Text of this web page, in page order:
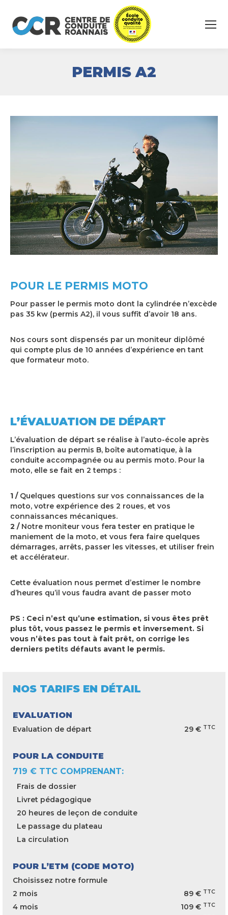
PERMIS A2
POUR LE PERMIS MOTO
Pour passer le permis moto dont la cylindrée n’excède
pas 35 kw (permis A2), il vous suffit d’avoir 18 ans.
Nos cours sont dispensés par un moniteur diplômé
qui compte plus de 10 années d’expérience en tant
que formateur moto.
L’ÉVALUATION DE DÉPART
L’évaluation de départ se réalise à l’auto-école après
l’inscription au permis B, boîte automatique, à la
conduite accompagnée ou au permis moto. Pour la
moto, elle se fait en 2 temps :
1 /Quelques questions sur vos connaissances de la
moto, votre expérience des 2 roues, et vos
connaissances mécaniques.
2 /Notre moniteur vous fera tester en pratique le
maniement de la moto, et vous fera faire quelques
démarrages, arrêts, passer les vitesses, et utiliser frein
et accélérateur.
Cette évaluation nous permet d’estimer le nombre
d’heures qu’il vous faudra avant de passer moto
PS : Ceci n’est qu’une estimation, si vous êtes prêt
plus tôt, vous passez le permis et inversement. Si
vous n’êtes pas tout à fait prêt, on corrige les
derniers petits défauts avant le permis.
NOS TARIFS EN DÉTAIL
EVALUATION
Evaluation de départ 29 € TTC
POUR LA CONDUITE
719 € TTC COMPRENANT:
Frais de dossier
Livret pédagogique
20 heures de leçon de conduite
Le passage du plateau
La circulation
POUR L’ETM (CODE MOTO)
Choisissez notre formule
2 mois
89 € TTC
4 mois 109 € TTC